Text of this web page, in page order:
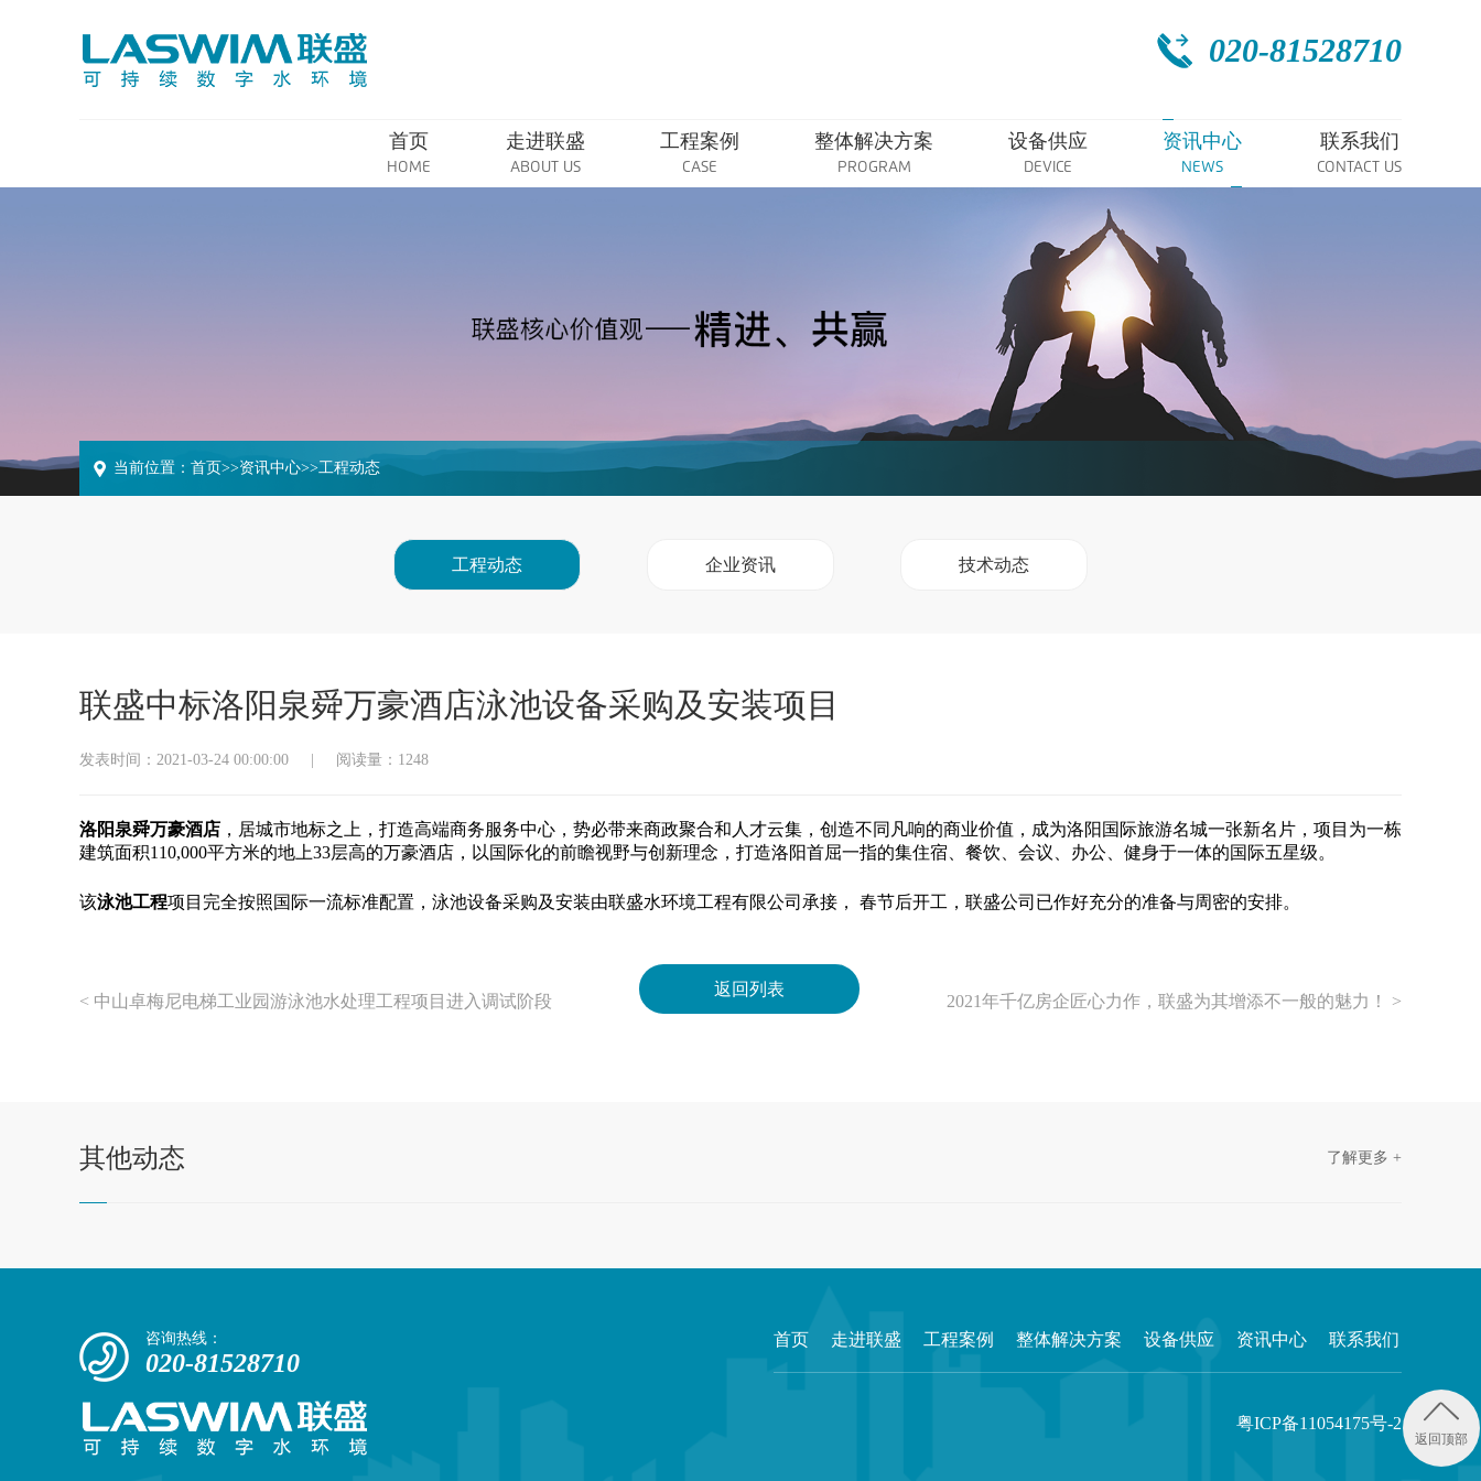
020-81528710
首页
HOME
走进联盛
ABOUT US
工程案例
CASE
整体解决方案
PROGRAM
设备供应
DEVICE
资讯中心
NEWS
联系我们
CONTACT US
当前位置： 首页>>资讯中心>>工程动态
工程动态 企业资讯 技术动态
联盛中标洛阳泉舜万豪酒店泳池设备采购及安装项目
发表时间：2021-03-24 00:00:00 阅读量：1248
洛阳泉舜万豪酒店 ，居城市地标之上，打造高端商务服务中心，势必带来商政聚合和人才云集，创造不同凡响的商业价值，成为洛阳国际旅游名城一张新名片，项目为一栋
建筑面积110,000平方米的地上33层高的万豪酒店，以国际化的前瞻视野与创新理念，打造洛阳首屈一指的集住宿、餐饮、会议、办公、健身于一体的国际五星级。
该泳池工程项目完全按照国际一流标准配置， 泳池设备采购及安装由联盛水环境工程有限公司承接， 春节后开工， 联盛公司 已作好充分的准备与周密的安排。
< 中山卓梅尼电梯工业园游泳池水处理工程项目进入调试阶段
返回列表
2021年千亿房企匠心力作，联盛为其增添不一般的魅力！ >
其他动态 了解更多 +
咨询热线：
020-81528710
首页 走进联盛 工程案例 整体解决方案 设备供应 资讯中心 联系我们
粤ICP备11054175号-2
返回顶部